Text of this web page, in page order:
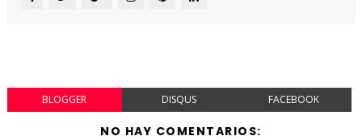
BLOGGER DISQUS FACEBOOK
NO HAY COMENTARIOS: